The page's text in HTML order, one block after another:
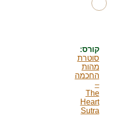
קורס:
סוטרת
מהות
החכמה
–
The
Heart
Sutra